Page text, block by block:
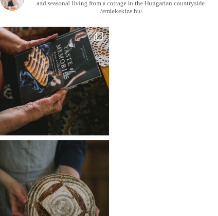
and seasonal living from a cottage in the Hungarian countryside.
/emlekekize.hu/